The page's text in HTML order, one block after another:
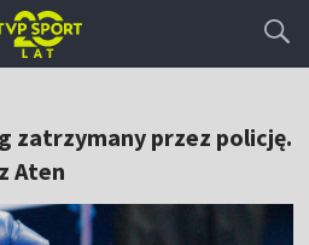
zatrzymany przez policję.
Aten